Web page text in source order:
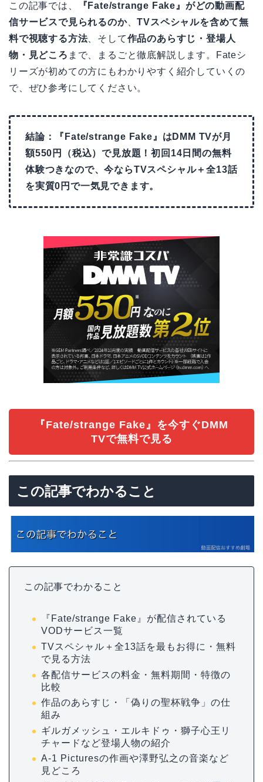
この記事では、
『Fate/strange Fake』がどの動画配
信サービスで見られるのか、TVスペシャルを含めて無
料で視聴する方法、そして作品のあらすじ・登場人
物・見どころ まで、まるごと徹底解説します。Fateシ
リーズが初めての方にもわかりやすく紹介していくの
で、ぜひ参考にしてください。
結論：『Fate/strange Fake』はDMM TVが月
額550円（税込）で見放題！初回14日間の無料
体験つきなので、今ならTVスペシャル＋全13話
を実質0円で一気見できます。
『Fate/strange Fake』を今すぐDMM
TVで無料で見る
この記事でわかること
この記事でわかること
『Fate/strange Fake』が配信されている
VODサービス一覧
TVスペシャル＋全13話を最もお得に・無料
で見る方法
各配信サービスの料金・無料期間・特徴の
比較
作品のあらすじ・「偽りの聖杯戦争」の仕
組み
ギルガメッシュ・エルキドゥ・獅子心王リ
チャードなど登場人物の紹介
A-1 Picturesの作画や澤野弘之の音楽など
見どころ